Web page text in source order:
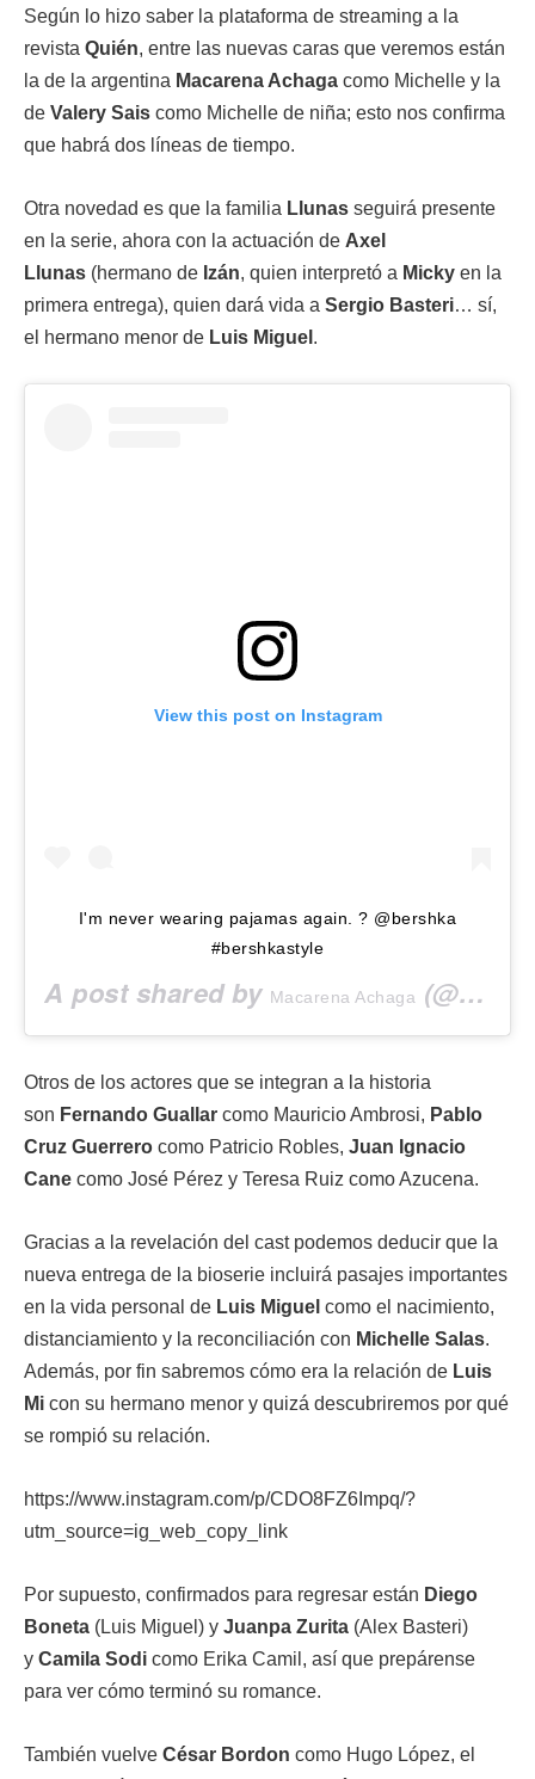
Según lo hizo saber la plataforma de streaming a la
revista Quién, entre las nuevas caras que veremos están
la de la argentina Macarena Achaga como Michelle y la
de Valery Sais como Michelle de niña; esto nos confirma
que habrá dos líneas de tiempo.
Otra novedad es que la familia Llunas seguirá presente
en la serie, ahora con la actuación de Axel
Llunas (hermano de Izán, quien interpretó a Micky en la
primera entrega), quien dará vida a Sergio Basteri… sí,
el hermano menor de Luis Miguel .
View this post on Instagram
I'm never wearing pajamas again. ? @bershka
#bershkastyle
A post shared by Macarena Achaga (@macabeso) on
Otros de los actores que se integran a la historia
son Fernando Guallar como Mauricio Ambrosi, Pablo
Cruz Guerrero como Patricio Robles, Juan Ignacio
Cane como José Pérez y Teresa Ruiz como Azucena.
Gracias a la revelación del cast podemos deducir que la
nueva entrega de la bioserie incluirá pasajes importantes
en la vida personal de Luis Miguel como el nacimiento,
distanciamiento y la reconciliación con Michelle Salas.
Además, por fin sabremos cómo era la relación de Luis
Mi con su hermano menor y quizá descubriremos por qué
se rompió su relación.
https://www.instagram.com/p/CDO8FZ6Impq/?
utm_source=ig_web_copy_link
Por supuesto, confirmados para regresar están Diego
Boneta (Luis Miguel) y Juanpa Zurita (Alex Basteri)
y Camila Sodi como Erika Camil, así que prepárense
para ver cómo terminó su romance.
También vuelve César Bordon como Hugo López, el